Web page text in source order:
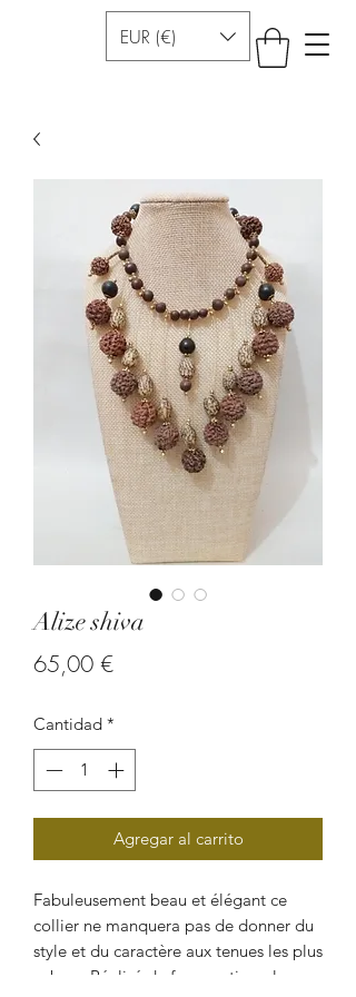
EUR (€)
Alize shiva
65,00 €Precio
Cantidad *
Agregar al carrito
Fabuleusement beau et élégant ce
collier ne manquera pas de donner du
style et du caractère aux tenues les plus
sobres. Réalisé de façon artisanal avec